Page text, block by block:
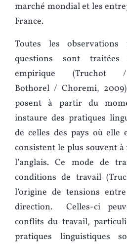
marché mondial et les
France.
Toutes les
questions sont
empirique
Bothorel / Choremi,
posent à partir du
instaure des pratiques
de celles des pays où elle
consistent le plus souvent à
l’anglais. Ce mode de
conditions de travail
l’origine de tensions
direction. Celles-ci
conflits du travail,
pratiques linguistiques